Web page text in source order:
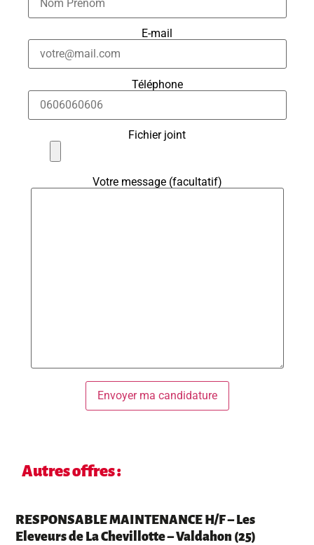
E-mail
Téléphone
Fichier joint
Votre message (facultatif)
Autres offres :
RESPONSABLE MAINTENANCE H/F – Les
Eleveurs de La Chevillotte – Valdahon (25)